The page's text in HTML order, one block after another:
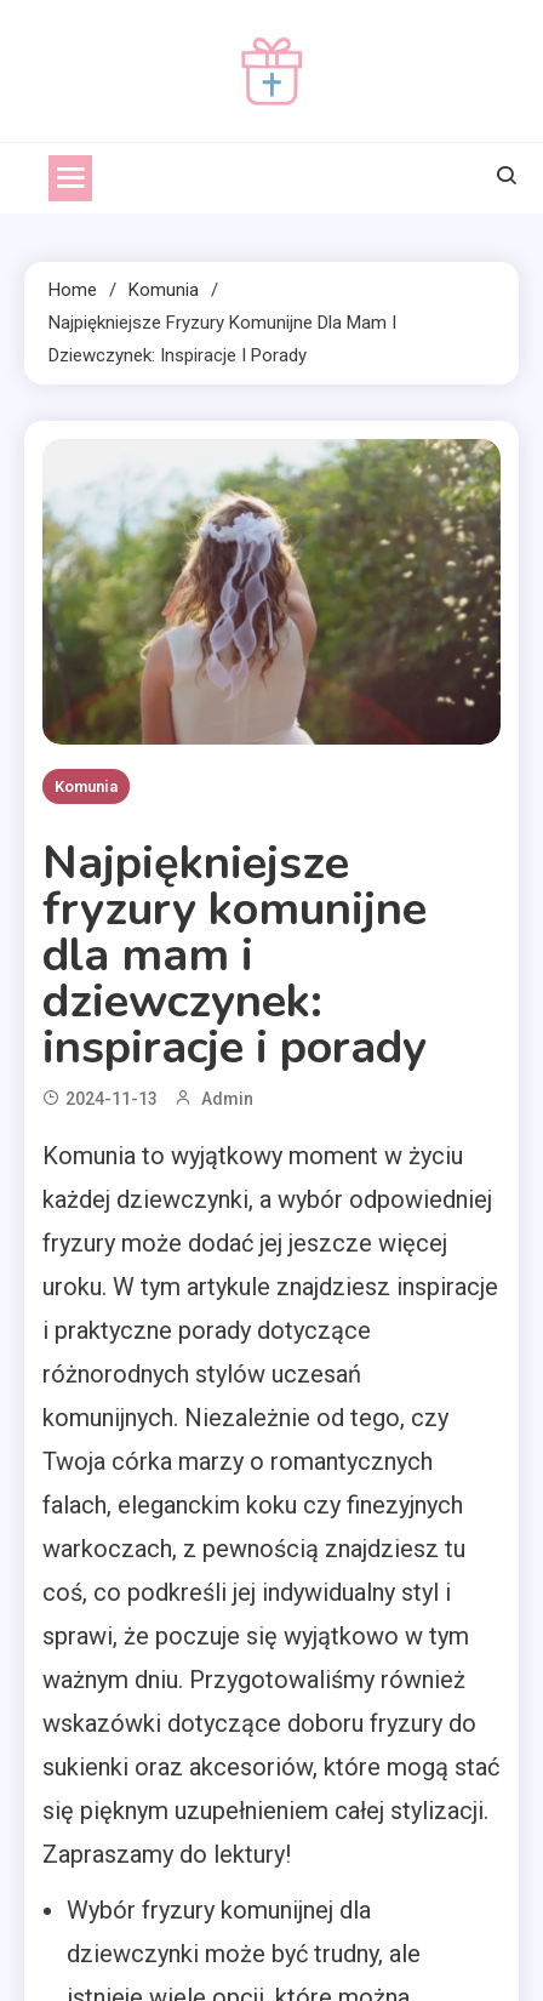
Home
Komunia
Najpiękniejsze Fryzury Komunijne Dla Mam I
Dziewczynek: Inspiracje I Porady
Komunia
Najpiękniejsze
fryzury komunijne
dla mam i
dziewczynek:
inspiracje i porady
2024-11-13 Admin
Komunia to wyjątkowy moment w życiu
każdej dziewczynki, a wybór odpowiedniej
fryzury może dodać jej jeszcze więcej
uroku. W tym artykule znajdziesz inspiracje
i praktyczne porady dotyczące
różnorodnych stylów uczesań
komunijnych. Niezależnie od tego, czy
Twoja córka marzy o romantycznych
falach, eleganckim koku czy finezyjnych
warkoczach, z pewnością znajdziesz tu
coś, co podkreśli jej indywidualny styl i
sprawi, że poczuje się wyjątkowo w tym
ważnym dniu. Przygotowaliśmy również
wskazówki dotyczące doboru fryzury do
sukienki oraz akcesoriów, które mogą stać
się pięknym uzupełnieniem całej stylizacji.
Zapraszamy do lektury!
Wybór fryzury komunijnej dla
dziewczynki może być trudny, ale